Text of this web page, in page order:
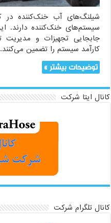
شیلنگ‌های آب خنک‌کننده در
سیستم‌های خنک‌کننده دارند.
جابجایی تجهیزات و مدیریت
کارآمد سیستم را تضمین می‌کنند.
توضیحات بیشتر »
کانال ایتا شرکت
کانال تلگرام شرکت